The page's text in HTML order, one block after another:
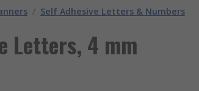
/ Self Adhesive Letters & Numbers
Letters, 4 mm